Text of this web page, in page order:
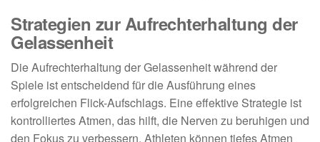
Strategien zur Aufrechterhaltung der
Gelassenheit
Die Aufrechterhaltung der Gelassenheit während der
Spiele ist entscheidend für die Ausführung eines
erfolgreichen Flick-Aufschlags. Eine effektive Strategie ist
kontrolliertes Atmen, das hilft, die Nerven zu beruhigen und
den Fokus zu verbessern. Athleten können tiefes Atmen